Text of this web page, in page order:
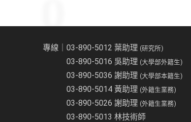
專線｜03-890-5012 葉助理 (研究所)
03-890-5016 吳助理 (大學部外籍生)
03-890-5036 謝助理 (大學部本籍生)
03-890-5014 黃助理 (外籍生業務)
03-890-5026 謝助理 (外籍生業務)
03-890-5013 林技術師